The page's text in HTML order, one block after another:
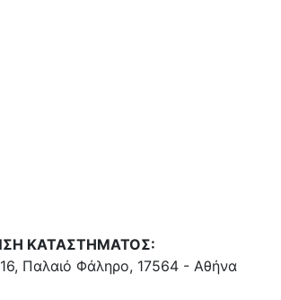
ΚΑΤΑΣΤΗΜΑΤΟΣ:
Παλαιό Φάληρο, 17564 - Αθήνα